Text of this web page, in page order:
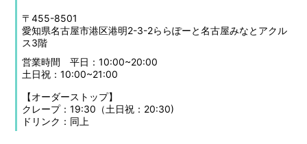
〒455-8501
愛知県名古屋市港区港明2-3-2ららぽーと名古屋みなとアクル
ス3階
営業時間 平日：10:00~20:00
土日祝：10:00~21:00
【オーダーストップ】
クレープ：19:30（土日祝：20:30)
ドリンク：同上